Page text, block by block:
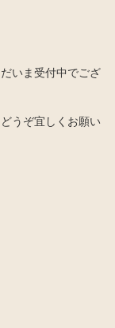
いま受付中でござ
うぞ宜しくお願い